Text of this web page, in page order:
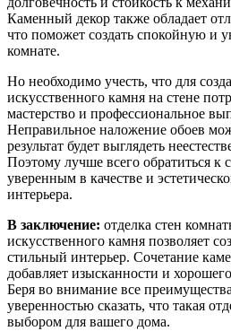
Каменный декор также обладает
что поможет создать спокойную и
комнате.
Но необходимо учесть, что для
искусственного камня на стене
мастерство и профессиональное
Неправильное наложение обоев
результат будет выглядеть
Поэтому лучше всего обратиться к
уверенным в качестве и
интерьера.
В заключение: отделка стен
искусственного камня позволяет
стильный интерьер. Сочетание
добавляет изысканности и
Беря во внимание все
уверенностью сказать, что такая
выбором для вашего дома.